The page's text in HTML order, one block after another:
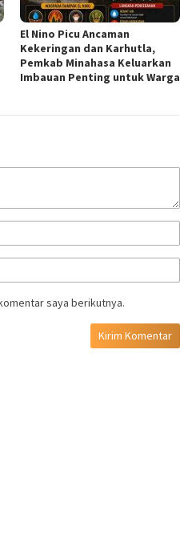
El Nino Picu Ancaman
Kekeringan dan Karhutla,
Pemkab Minahasa Keluarkan
Imbauan Penting untuk Warga
saya berikutnya.